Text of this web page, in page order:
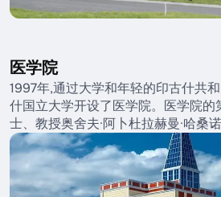
医学院
1997年,通过大学和年轻的印古什共
什国立大学开设了医学院。医学院
士、教授奥舍夫·阿卜杜拉赫曼·哈桑诺